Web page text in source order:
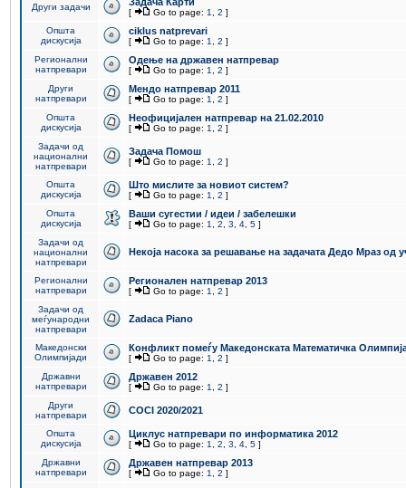
Други задачи
[ Go to page: 1 2 ]
Општа
дискусија
ciklus natprevari
[ Go to page: 1 2 ]
Регионални
натпревари
Одење на државен натпревар
[ Go to page: 1 2 ]
Други
натпревари
Мендо натпревар 2011
[ Go to page: 1 2 ]
Општа
дискусија
Неофицијален натпревар на 21.02.2010
[ Go to page: 1 2 ]
Задачи од
национални
натпревари
Задача Помош
[ Go to page: 1 2 ]
Општа
дискусија
Што мислите за новиот систем?
[ Go to page: 1 2 ]
Општа
дискусија
Ваши сугестии / идеи / забелешки
[ Go to page: 1 2 3 4 5 ]
Задачи од
национални
натпревари
Некоја насока за решавање на задачата Дедо Мраз од
Регионални
натпревари
Регионален натпревар 2013
[ Go to page: 1 2 ]
Задачи од
меѓународни
натпревари
Zadaca Piano
Македонски
Олимпијади
Конфликт помеѓу Македонската Математичка
[ Go to page: 1 2 ]
Државни
натпревари
Државен 2012
[ Go to page: 1 2 ]
Други
натпревари
COCI 2020/2021
Општа
дискусија
Циклус натпревари по информатика 2012
[ Go to page: 1 2 3 4 5 ]
Државни
натпревари
Државен натпревар 2013
[ Go to page: 1 2 ]